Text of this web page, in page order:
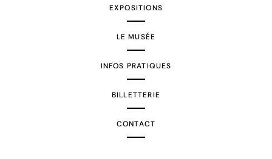
EXPOSITIONS
LE MUSÉE
INFOS PRATIQUES
BILLETTERIE
CONTACT